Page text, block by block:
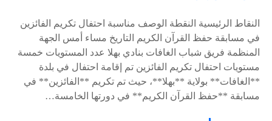
النقاط الرئيسية النقطة الوصف مناسبة احتفال تكريم الفائزين
في مسابقة حفظ القرآن الكريم التاريخ مساء أمس الجهة
المنظمة فريق شباب الغافات بنادي بهلا عدد المستويات خمسة
مستويات احتفال تكريم الفائزين تم إقامة احتفال في بلدة
**الغافات** بولاية **بهلا**، حيث تم تكريم **الفائزين** في
مسابقة **حفظ القرآن الكريم** في دورتها الخامسة…